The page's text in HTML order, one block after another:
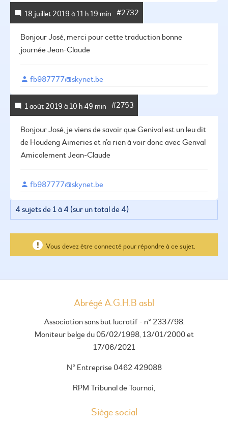
18 juillet 2019 à 11 h 19 min #2732
fb987777@skynet.be
Bonjour José, merci pour cette traduction bonne
journéeJean-Claude
1 août 2019 à 10 h 49 min #2753
fb987777@skynet.be
Bonjour José, je viens de savoir que Genival est un leu dit
de Houdeng Aimeries et n’a rien à voir donc avec Genval
AmicalementJean-Claude
4 sujets de 1 à 4 (sur un total de 4)
Vous devez être connecté pour répondre à ce sujet.
Abrégé A.G.H.B asbl
Association sans but lucratif - n° 2337/98.
Moniteur belge du 05/02/1998, 13/01/2000 et
17/06/2021
N° Entreprise 0462 429088
RPM Tribunal de Tournai,
Siège social